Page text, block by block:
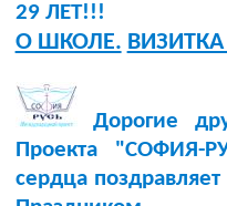
29 ЛЕТ!!!
О ШКОЛЕ.
Дорогие
Проекта "СОФИЯ-
сердца